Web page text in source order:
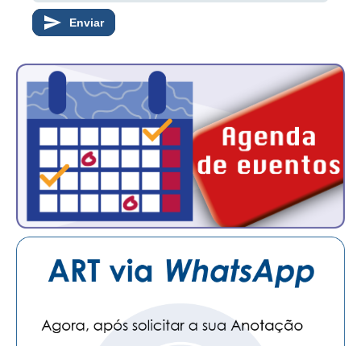
CONTATO
ENGENHEIRO EMPREENDEDOR
SEESP EDUCAÇÃO
PLATAFORMAS GRATUITAS
BENEFÍCIOS
APOSENTADORIA
PLANO DE SAÚDE
Enviar